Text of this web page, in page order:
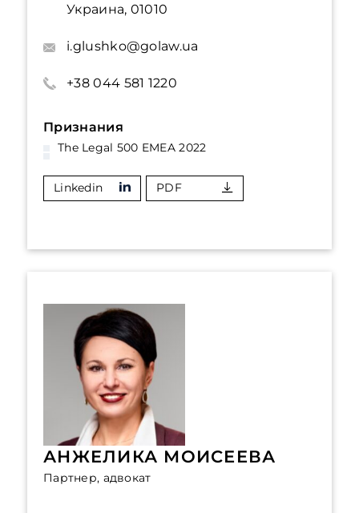
Украина, 01010
i.glushko@golaw.ua
+38 044 581 1220
Признания
The Legal 500 EMEA 2022
Linkedin PDF
АНЖЕЛИКА МОИСЕЕВА
Партнер, адвокат